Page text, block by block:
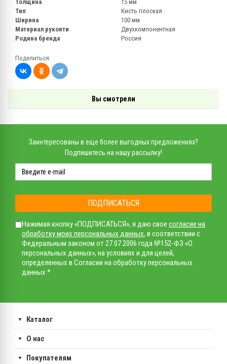
Толщина
15 мм
Тип
Кисть плоская
Ширина
100 мм
Материал рукояти
Двухкомпонентная
Родина бренда
Россия
Поделиться:
Вы смотрели
Заинтересованы в еще более выгодных предложениях?
Подпишитесь на нашу рассылку!
ПОДПИСАТЬСЯ
Нажимая кнопку «ПОДПИСАТЬСЯ», я даю свое согласие на
обработку моих персональных данных, в соответствии с
Федеральным законом от 27.07.2006 года №152-ФЗ «О
персональных данных», на условиях и для целей,
определенных в Согласии на обработку персональных
данных *
Каталог
О нас
Покупателям